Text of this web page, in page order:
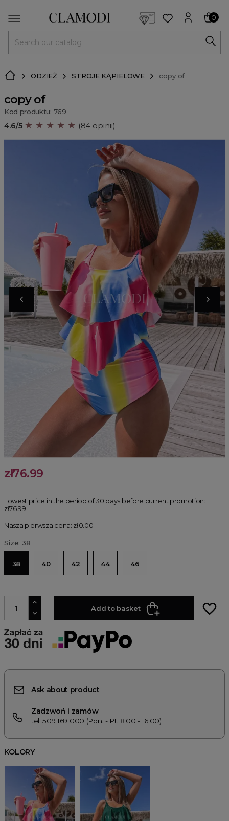
0
ODZIEŻ STROJE KĄPIELOWE copy of
copy of
Kod produktu: 769
4.6/5 ★ ★ ★ ★ ★ (84 opinii)
zł76.99
Lowest price in the period of 30 days before current promotion:
zł76.99
Nasza pierwsza cena: zł0.00
Size: 38
38 40 42 44 46
Add to basket favorite_border
Ask about product
Zadzwoń i zamów
tel. 509 169 000 (Pon. - Pt. 8:00 - 16:00)
KOLORY